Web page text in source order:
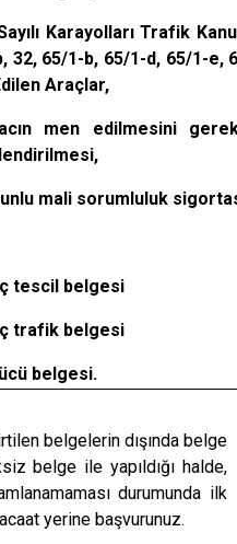
Karayolları Trafik
32, 65/1-b, 65/1-d, 65/1-
Araçlar,
men edilmesini
mali sorumluluk
tescil belgesi
trafik belgesi
belgesi.
belgelerin dışında belge
belge ile yapıldığı halde,
durumunda ilk
yerine başvurunuz.